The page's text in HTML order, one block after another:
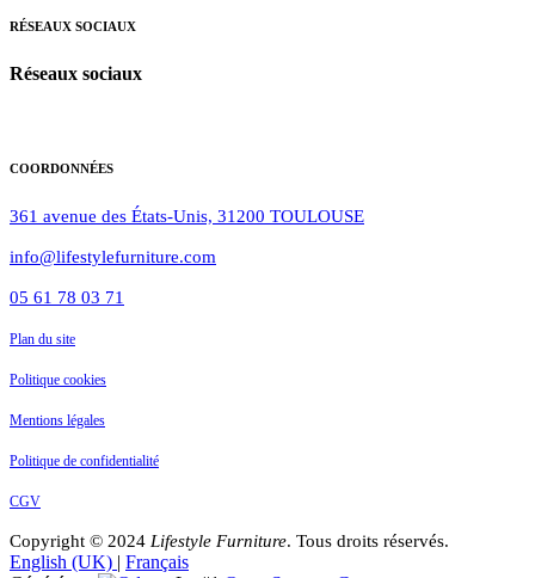
RÉSEAUX SOCIAUX
Réseaux sociaux
COORDONNÉES
361 avenue des États-Unis, 31200 TOULOUSE
info@lifestylefurniture.com
05 61 78 03 71
Plan du site
Politique cookies
Mentions légales
Politique de confidentialité
CGV
Copyright © 2024 Lifestyle Furniture. Tous droits réservés.
English (UK) | Français